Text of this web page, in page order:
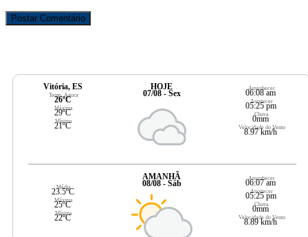
Vitória, ES
Temp. Agora
26ºC
Máxima
29ºC
Mínima
21ºC
HOJE
07/08 - Sex
Amanhecer
06:08 am
Anoitecer
05:25 pm
Chuva
0mm
Velocidade do Vento
8.97 km/h
Média
23.5ºC
Máxima
25ºC
Mínima
22ºC
AMANHÃ
08/08 - Sáb
Amanhecer
06:07 am
Anoitecer
05:25 pm
Chuva
0mm
Velocidade do Vento
8.89 km/h